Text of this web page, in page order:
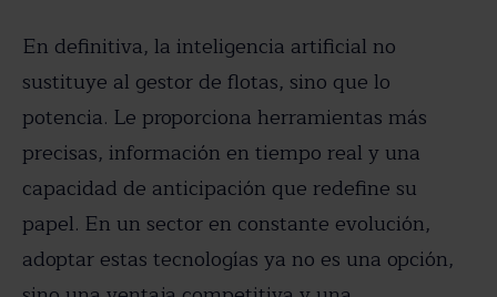
En definitiva, la inteligencia artificial no
sustituye al gestor de flotas, sino que lo
potencia. Le proporciona herramientas más
precisas, información en tiempo real y una
capacidad de anticipación que redefine su
papel. En un sector en constante evolución,
adoptar estas tecnologías ya no es una opción,